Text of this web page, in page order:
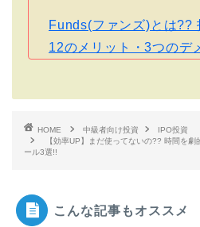
Funds(ファンズ)とは??
12のメリット・3つのデ
HOME 中級者向け投資
IPO投資
【効率UP】まだ使ってないの?? 時間を
ール3選!!
こんな記事もオススメ